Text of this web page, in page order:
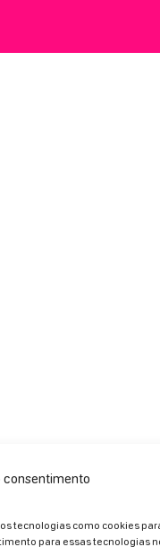
consentimento
tecnologias como cookies
para essas tecnologias